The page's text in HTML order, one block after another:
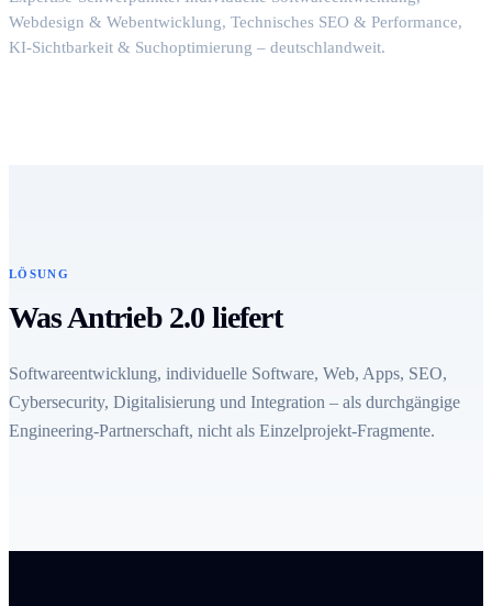
Webdesign & Webentwicklung, Technisches SEO & Performance,
KI-Sichtbarkeit & Suchoptimierung – deutschlandweit.
LÖSUNG
Was Antrieb 2.0 liefert
Softwareentwicklung, individuelle Software, Web, Apps, SEO,
Cybersecurity, Digitalisierung und Integration – als durchgängige
Engineering-Partnerschaft, nicht als Einzelprojekt-Fragmente.